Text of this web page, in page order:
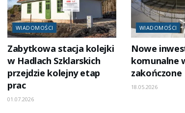
WIADOMOŚCI
Zabytkowa stacja kolejki
w Hadlach Szklarskich
przejdzie kolejny etap
prac
01.07.2026
WIADOMOŚCI
Nowe
komunalne
zakończone
18.05.2026